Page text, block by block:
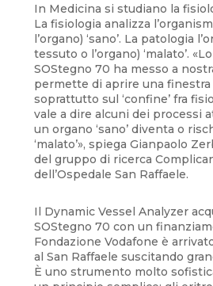
In Medicina si studiano la
La fisiologia analizza
l’organo) ‘sano’. La patologia
tessuto o l’organo) ‘malato’.
SOStegno 70 ha messo a
permette di aprire una finestra
soprattutto sul ‘confine’ fra
vale a dire alcuni dei processi
un organo ‘sano’ diventa o
‘malato’», spiega Gianpaolo
del gruppo di ricerca
dell’Ospedale San Raffaele.
Il Dynamic Vessel Analyzer
SOStegno 70 con un
Fondazione Vodafone è
al San Raffaele suscitando
È uno strumento molto